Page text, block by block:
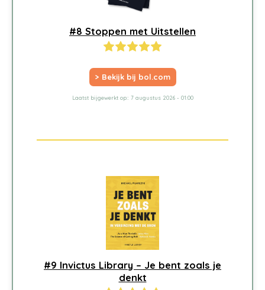
#8 Stoppen met Uitstellen
> Bekijk bij bol.com
Laatst bijgewerkt op:: 7 augustus 2026 - 01:00
#9 Invictus Library – Je bent zoals je
denkt